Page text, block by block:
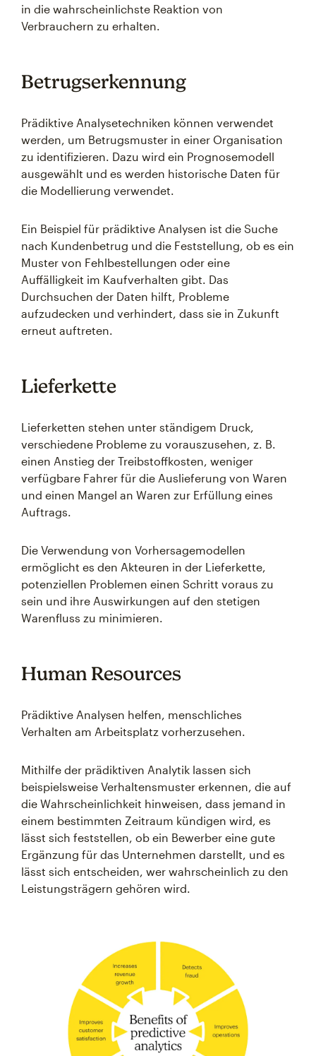
in die wahrscheinlichste Reaktion von
Verbrauchern zu erhalten.
Betrugserkennung
Prädiktive Analysetechniken können verwendet
werden, um Betrugsmuster in einer Organisation
zu identifizieren. Dazu wird ein Prognosemodell
ausgewählt und es werden historische Daten für
die Modellierung verwendet.
Ein Beispiel für prädiktive Analysen ist die Suche
nach Kundenbetrug und die Feststellung, ob es ein
Muster von Fehlbestellungen oder eine
Auffälligkeit im Kaufverhalten gibt. Das
Durchsuchen der Daten hilft, Probleme
aufzudecken und verhindert, dass sie in Zukunft
erneut auftreten.
Lieferkette
Lieferketten stehen unter ständigem Druck,
verschiedene Probleme zu vorauszusehen, z. B.
einen Anstieg der Treibstoffkosten, weniger
verfügbare Fahrer für die Auslieferung von Waren
und einen Mangel an Waren zur Erfüllung eines
Auftrags.
Die Verwendung von Vorhersagemodellen
ermöglicht es den Akteuren in der Lieferkette,
potenziellen Problemen einen Schritt voraus zu
sein und ihre Auswirkungen auf den stetigen
Warenfluss zu minimieren.
Human Resources
Prädiktive Analysen helfen, menschliches
Verhalten am Arbeitsplatz vorherzusehen.
Mithilfe der prädiktiven Analytik lassen sich
beispielsweise Verhaltensmuster erkennen, die auf
die Wahrscheinlichkeit hinweisen, dass jemand in
einem bestimmten Zeitraum kündigen wird, es
lässt sich feststellen, ob ein Bewerber eine gute
Ergänzung für das Unternehmen darstellt, und es
lässt sich entscheiden, wer wahrscheinlich zu den
Leistungsträgern gehören wird.